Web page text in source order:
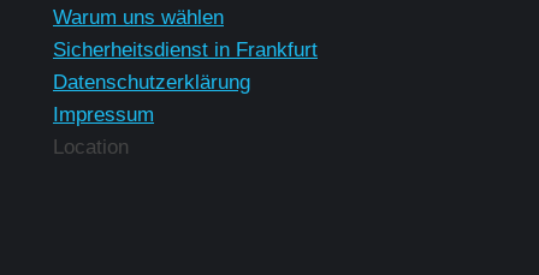
Warum uns wählen
Sicherheitsdienst in Frankfurt
Datenschutzerklärung
Impressum
Location